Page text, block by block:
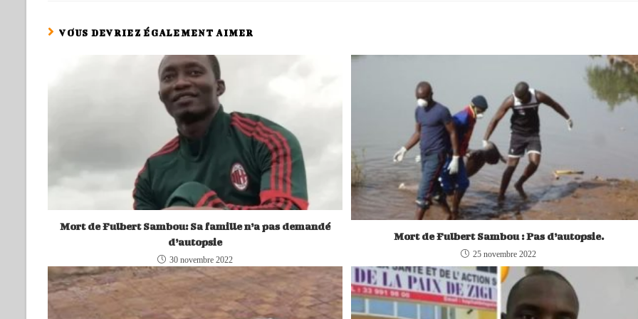
VOUS DEVRIEZ ÉGALEMENT AIMER
Mort de Fulbert Sambou: Sa famille n’a pas demandé
d’autopsie
30 novembre 2022
Mort de Fulbert Sambou : Pas d’autopsie.
25 novembre 2022